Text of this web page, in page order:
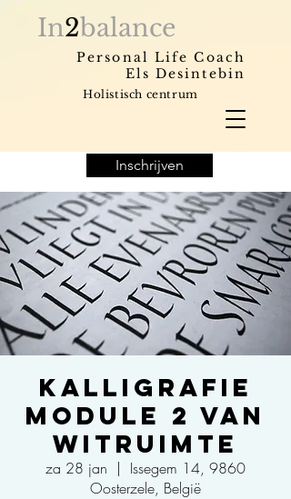
In2balance
Holistisch centrum
Personal Life Coach
Els Desintebin
Inschrijven
Kalligrafie
Module 2 van
Witruimte
za 28 jan
  |
Issegem 14, 9860
Oosterzele, België